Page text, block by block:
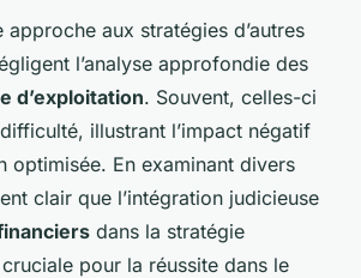
aux stratégies d’autres
l’analyse approfondie des
d’exploitation. Souvent, celles-ci
illustrant l’impact négatif
optimisée. En examinant divers
clair que l’intégration judicieuse
dans la stratégie
pour la réussite dans le